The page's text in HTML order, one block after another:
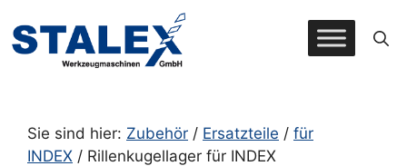
Inhalt
springen
Sie sind hier: Zubehör / Ersatzteile / für
INDEX / Rillenkugellager für INDEX